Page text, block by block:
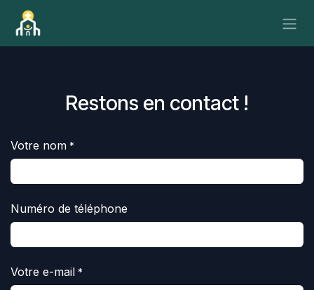
Se rendre au contenu
Restons en contact !
Votre nom *
Numéro de téléphone
Votre e-mail *